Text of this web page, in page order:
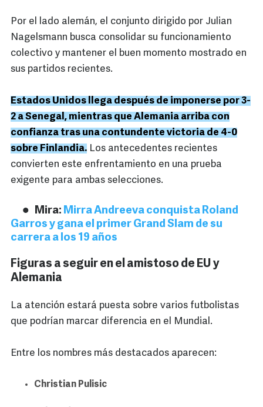
Por el lado alemán, el conjunto dirigido por Julian
Nagelsmann busca consolidar su funcionamiento
colectivo y mantener el buen momento mostrado en
sus partidos recientes.
Estados Unidos llega después de imponerse por 3-
2 a Senegal, mientras que Alemania arriba con
confianza tras una contundente victoria de 4-0
sobre Finlandia. Los antecedentes recientes
convierten este enfrentamiento en una prueba
exigente para ambas selecciones.
Mira: Mirra Andreeva conquista Roland
Garros y gana el primer Grand Slam de su
carrera a los 19 años
Figuras a seguir en el amistoso de EU y
Alemania
La atención estará puesta sobre varios futbolistas
que podrían marcar diferencia en el Mundial.
Entre los nombres más destacados aparecen:
Christian Pulisic